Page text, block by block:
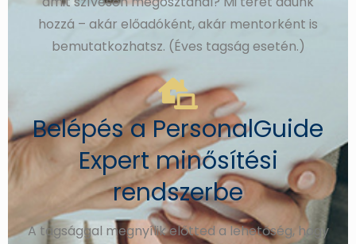
hozzá – akár előadóként, akár mentorként is
bemutatkozhatsz. (Éves tagság esetén.)
Belépés a PersonalGuide
Expert minősítési
rendszerbe
A tagsággal megnyílik előtted a lehetőség, hogy